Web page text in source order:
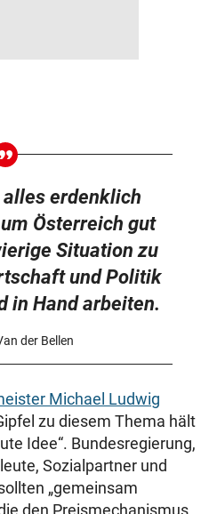
erdenklich
Österreich gut
Situation zu
und Politik
in Hand arbeiten.
der Bellen
Michael Ludwig
zu diesem Thema hält
Idee“. Bundesregierung,
Sozialpartner und
„gemeinsam
den Preismechanismus